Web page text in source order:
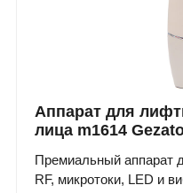
Аппарат для
лица m1614
Премиальный аппарат
RF, микротоки, LED и